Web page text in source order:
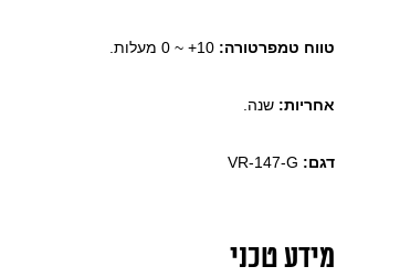
טווח טמפרטורה: 10+ ~ 0 מעלות.
אחריות: שנה.
דגם:
מידע טכני